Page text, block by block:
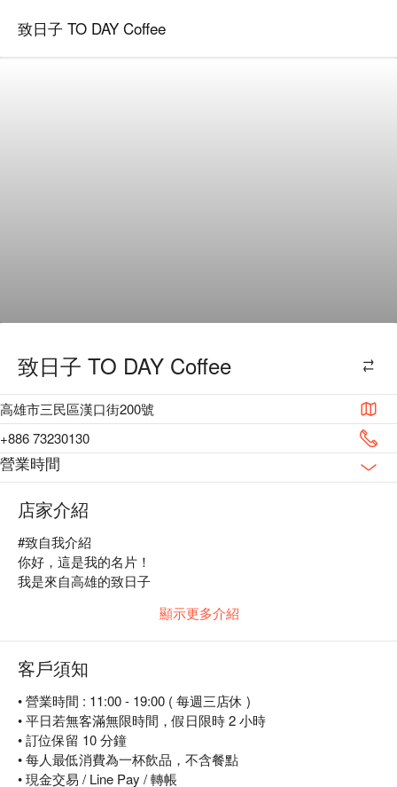
致日子 TO DAY Coffee
致日子 TO DAY Coffee
高雄市三民區漢口街200號
+886 73230130
營業時間
店家介紹
#致自我介紹
你好，這是我的名片！
我是來自高雄的致日子
我們有吃可愛長大的店狗
還有一群可鹽可甜的夥伴
當初只是想要開間牛肉麵店
後來認識了咖啡愛上了甜點
所以致日子集結了所有喜好
目前小有名氣是老闆的初衷
一碗被咖啡廳耽誤的牛肉麵
這是我們致日子的金字招牌
顯示更多介紹
客戶須知
• 營業時間 : 11:00 - 19:00 ( 每週三店休 )
• 平日若無客滿無限時間，假日限時 2 小時
• 訂位保留 10 分鐘
• 每人最低消費為一杯飲品，不含餐點
• 現金交易 / Line Pay / 轉帳